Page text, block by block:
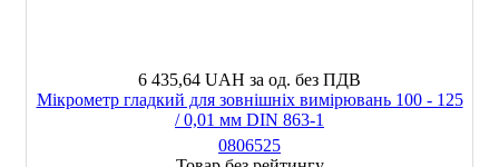
6 435,64 UAH за од. без ПДВ
Мікрометр гладкий для зовнішніх вимірювань 100 - 125
/ 0,01 мм DIN 863-1
0806525